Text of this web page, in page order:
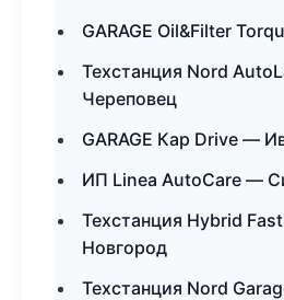
GARAGE Oil&Filter
Техстанция Nord
Череповец
GARAGE Кар Drive —
ИП Linea AutoCare —
Техстанция Hybrid
Новгород
Техстанция Nord